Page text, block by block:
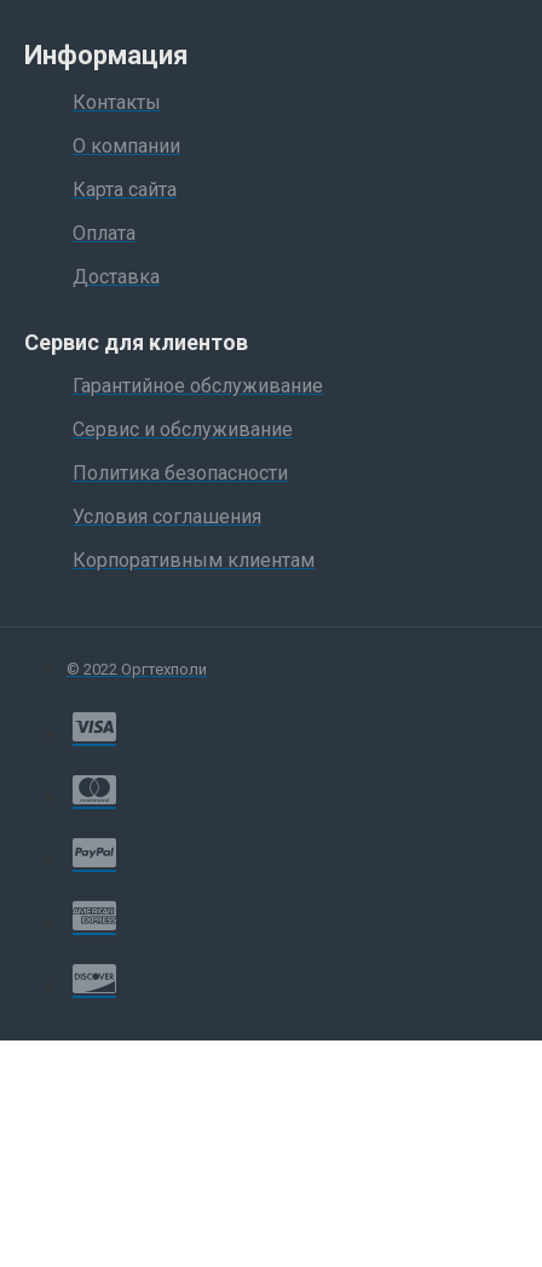
Информация
Контакты
О компании
Карта сайта
Оплата
Доставка
Сервис для клиентов
Гарантийное обслуживание
Сервис и обслуживание
Политика безопасности
Условия соглашения
Корпоративным клиентам
© 2022 Оргтехполи